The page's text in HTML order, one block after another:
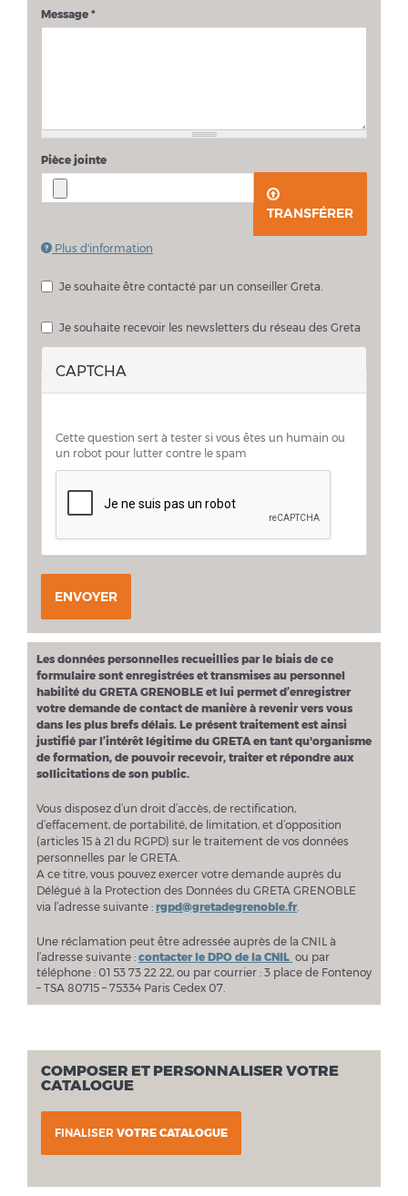
Message *
Pièce jointe
TRANSFÉRER
Plus d'information
Extensions autorisées :pdf doc docx.
Je souhaite être contacté par un conseiller Greta.
Je souhaite recevoir les newsletters du réseau des Greta
CAPTCHA
Cette question sert à tester si vous êtes un humain ou
un robot pour lutter contre le spam
ENVOYER
Les données personnelles recueillies par le biais de ce
formulaire sont enregistrées et transmises au personnel
habilité du GRETA GRENOBLE et lui permet d’enregistrer
votre demande de contact de manière à revenir vers vous
dans les plus brefs délais. Le présent traitement est ainsi
justifié par l’intérêt légitime du GRETA en tant qu'organisme
de formation, de pouvoir recevoir, traiter et répondre aux
sollicitations de son public.
Vous disposez d’un droit d’accès, de rectification,
d’effacement, de portabilité, de limitation, et d’opposition
(articles 15 à 21 du RGPD) sur le traitement de vos données
personnelles par le GRETA.
A ce titre, vous pouvez exercer votre demande auprès du
Délégué à la Protection des Données du GRETA GRENOBLE
via l’adresse suivante : rgpd@gretadegrenoble.fr.
Une réclamation peut être adressée auprès de la CNIL à
l’adresse suivante : contacter le DPO de la CNIL ou par
téléphone : 01 53 73 22 22, ou par courrier : 3 place de Fontenoy
– TSA 80715 – 75334 Paris Cedex 07.
COMPOSER ET PERSONNALISER VOTRE
CATALOGUE
FINALISER VOTRE CATALOGUE